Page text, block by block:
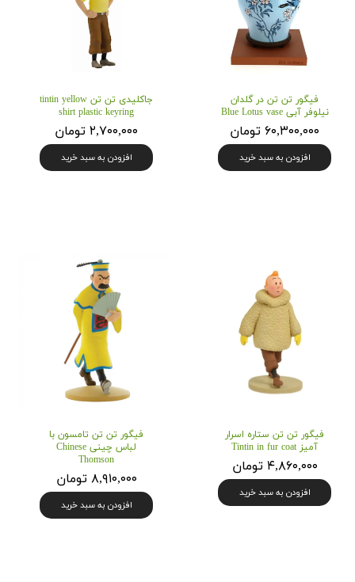
فیگور تن تن در گلدان
نیلوفر آبی Blue Lotus vase
۶۰,۳۰۰,۰۰۰ تومان
افزودن به سبد خرید
جاکلیدی تن تن tintin yellow
shirt plastic keyring
۲,۷۰۰,۰۰۰ تومان
افزودن به سبد خرید
فیگور تن تن ستاره اسرار
آمیز Tintin in fur coat
۴,۸۶۰,۰۰۰ تومان
افزودن به سبد خرید
فیگور تن تن تامسون با
لباس چینی Chinese
Thomson
۸,۹۱۰,۰۰۰ تومان
افزودن به سبد خرید